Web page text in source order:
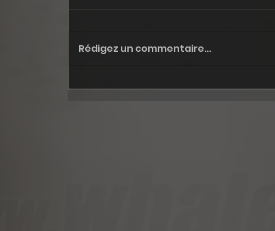
Rédigez un commentaire...